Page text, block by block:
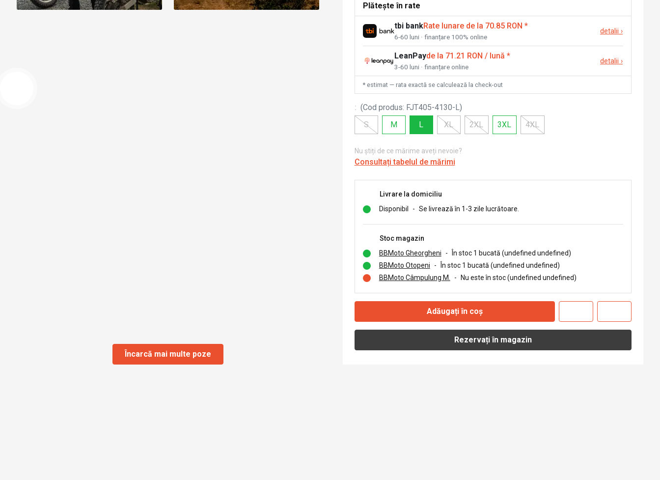
Încarcă mai multe poze
Plătește în rate
tbi bankRate lunare de la 70.85 RON *
6-60 luni · finanțare 100% online
detalii ›
LeanPayde la 71.21 RON / lună *
3-60 luni · finanțare online
detalii ›
* estimat — rata exactă se calculează la check-out
: (Cod produs: FJT405-4130-L)
S
M L XL 2XL 3XL 4XL
Nu știți de ce mărime aveți nevoie?
Consultați tabelul de mărimi
Livrare la domiciliu
Disponibil
- Se livrează în 1-3 zile lucrătoare.
Stoc magazin
BBMoto Gheorgheni
-
În stoc 1 bucată (undefined undefined)
BBMoto Otopeni
-
În stoc 1 bucată (undefined undefined)
BBMoto Câmpulung M.
- Nu este în stoc (undefined undefined)
Adăugați în coș
Rezervați în magazin